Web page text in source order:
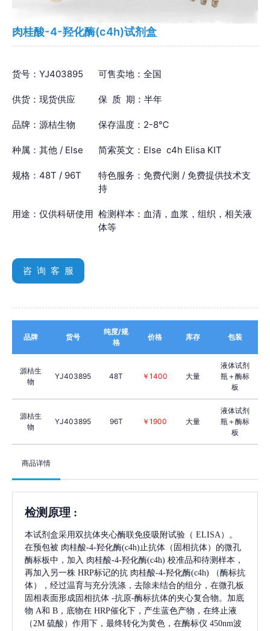
肉桂酸-4-羟化酶(c4h)试剂盒
货号：YJ403895 可售卖地：全国
供货：现货供应 保 质 期：半年
品牌：源桔生物 保存温度：2-8℃
种属：其他 / Else 简索英文：Else c4h Elisa KIT
规格：48T / 96T
特色服务：免费代测 / 免费提供技术支
持
用途：仅供科研使用 检测样本：血清，血浆，组织，相关液
体等
咨 询 客 服
品牌 货号
纯度/规
格
价格 库存 包装
源桔生
物
YJ403895 48T ￥1400 大量
液体试剂
瓶＋酶标
板
源桔生
物
YJ403895 96T ￥1900 大量
液体试剂
瓶＋酶标
板
商品详情
检测原理 :
本试剂盒采用双抗体夹心酶联免疫吸附试验（ ELISA）。
在预包被 肉桂酸-4-羟化酶(c4h)止抗体（固相抗体）的微孔
酶标板中，加入 肉桂酸-4-羟化酶(c4h) 校准品和待测样本，
再加入另一株 HRP标记的抗 肉桂酸-4-羟化酶(c4h)
（酶标抗
体），经过温育与充分洗涤，去除未结合的组分，在微孔板
固相表面形成固相抗体 -抗原-酶标抗体的夹心复合物。加底
物 A和 B，底物在 HRP催化下，产生蓝色产物，在终止液
（2M 硫酸）作用下，最终转化为黄色，在酶标仪 450nm波